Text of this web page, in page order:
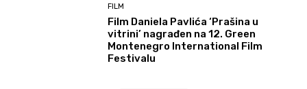
FILM
Film Daniela Pavlića ‘Prašina u
vitrini’ nagrađen na 12. Green
Montenegro International Film
Festivalu